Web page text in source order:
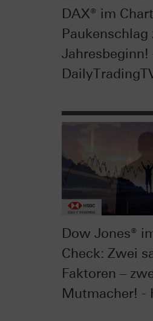
DAX® im
Paukenschlag
Jahresbeginn!
Dow Jones®
Check: Zwei
Faktoren –
Mutmacher! -